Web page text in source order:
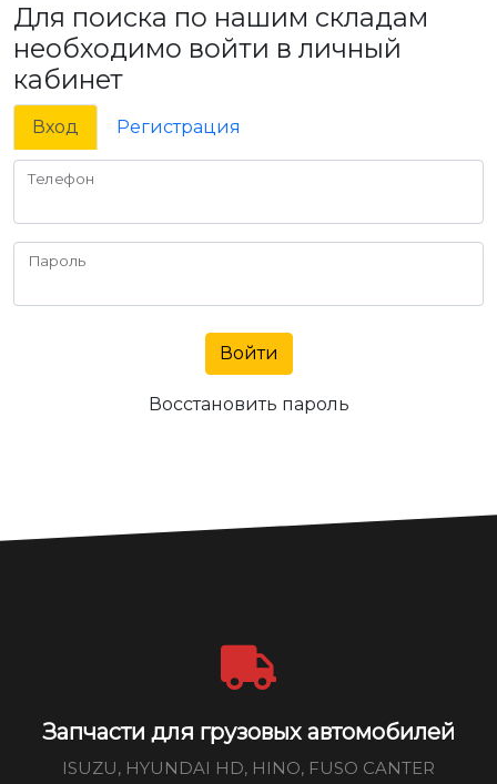
Для поиска по нашим складам
необходимо войти в личный
кабинет
Вход Регистрация
Телефон
Пароль
Войти
Восстановить пароль
Запчасти для грузовых автомобилей
ISUZU, HYUNDAI HD, HINO, FUSO CANTER